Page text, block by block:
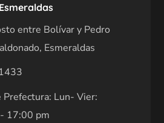
Esmeraldas
entre Bolívar y Pedro
Esmeraldas
Prefectura: Lun- Vier:
17:00 pm